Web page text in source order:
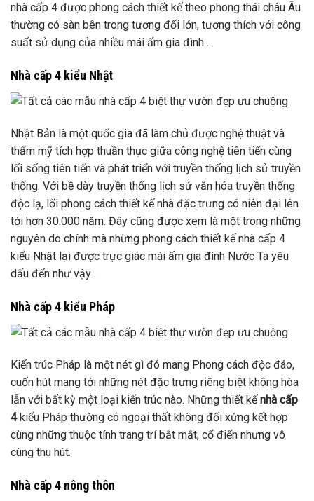
nhà cấp 4 được phong cách thiết kế theo phong thái châu Âu
thường có sàn bên trong tương đối lớn, tương thích với công
suất sử dụng của nhiều mái ấm gia đình .
Nhà cấp 4 kiểu Nhật
Nhật Bản là một quốc gia đã làm chủ được nghệ thuật và
thẩm mỹ tích hợp thuần thục giữa công nghệ tiên tiến cùng
lối sống tiên tiến và phát triển với truyền thống lịch sử truyền
thống. Với bề dày truyền thống lịch sử văn hóa truyền thống
độc lạ, lối phong cách thiết kế nhà đặc trưng có niên đại lên
tới hơn 30.000 năm. Đây cũng được xem là một trong những
nguyên do chính mà những phong cách thiết kế nhà cấp 4
kiểu Nhật lại được trực giác mái ấm gia đình Nước Ta yêu
dấu đến như vậy .
Nhà cấp 4 kiểu Pháp
Kiến trúc Pháp là một nét gì đó mang Phong cách độc đáo,
cuốn hút mang tới những nét đặc trưng riêng biệt không hòa
lẫn với bất kỳ một loại kiến trúc nào. Những thiết kếnhà cấp
4kiểu Pháp thường có ngoại thất không đối xứng kết hợp
cùng những thuộc tính trang trí bắt mắt, cổ điển nhưng vô
cùng thu hút.
Nhà cấp 4 nông thôn